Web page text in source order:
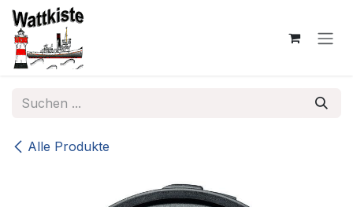
Zum Inhalt springen
Alle Produkte